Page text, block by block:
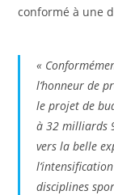
conformé à une
«
l’honneur de
le projet de
à 32 milliards
vers la belle
disciplines